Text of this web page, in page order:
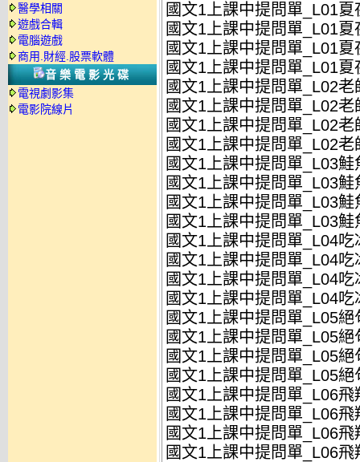
醫學相關
遊戲合輯
電腦遊戲
商用.財經.股票軟體
音樂電影光碟
電視劇影集
電影院線片
國文1上課中提問單_L01
國文1上課中提問單_L01
國文1上課中提問單_L01
國文1上課中提問單_L01
國文1上課中提問單_L02
國文1上課中提問單_L02
國文1上課中提問單_L02
國文1上課中提問單_L02
國文1上課中提問單_L03
國文1上課中提問單_L03
國文1上課中提問單_L03
國文1上課中提問單_L03
國文1上課中提問單_L04
國文1上課中提問單_L04
國文1上課中提問單_L04
國文1上課中提問單_L04
國文1上課中提問單_L05
國文1上課中提問單_L05
國文1上課中提問單_L05
國文1上課中提問單_L05
國文1上課中提問單_L06
國文1上課中提問單_L06
國文1上課中提問單_L06
國文1上課中提問單_L06